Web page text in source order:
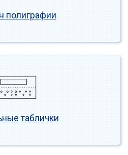
полиграфии
таблички